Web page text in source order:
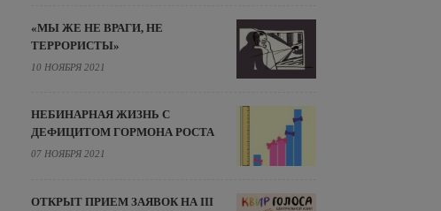
«МЫ ЖЕ НЕ ВРАГИ, НЕ
ТЕРРОРИСТЫ»
10 НОЯБРЯ 2021
НЕБИНАРНАЯ ЖИЗНЬ С
ДЕФИЦИТОМ ГОРМОНА РОСТА
07 НОЯБРЯ 2021
ОТКРЫТ ПРИЕМ ЗАЯВОК НА III